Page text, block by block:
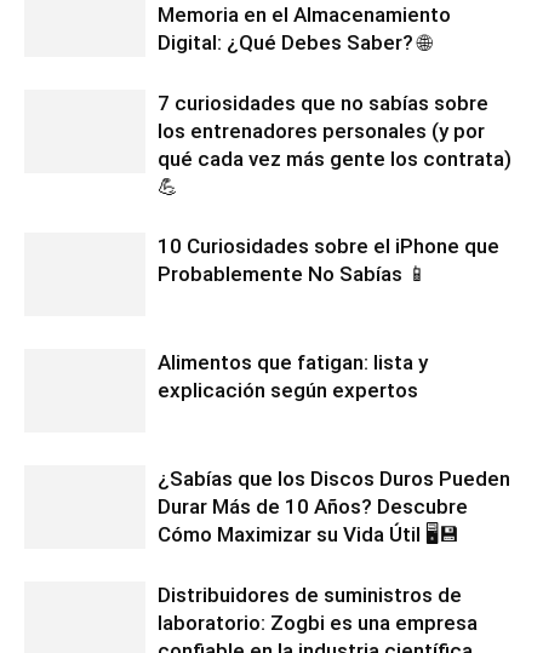
Memoria en el Almacenamiento
Digital: ¿Qué Debes Saber? 🌐
7 curiosidades que no sabías sobre
los entrenadores personales (y por
qué cada vez más gente los contrata)
💪
10 Curiosidades sobre el iPhone que
Probablemente No Sabías 📱
Alimentos que fatigan: lista y
explicación según expertos
¿Sabías que los Discos Duros Pueden
Durar Más de 10 Años? Descubre
Cómo Maximizar su Vida Útil 🖥️💾
Distribuidores de suministros de
laboratorio: Zogbi es una empresa